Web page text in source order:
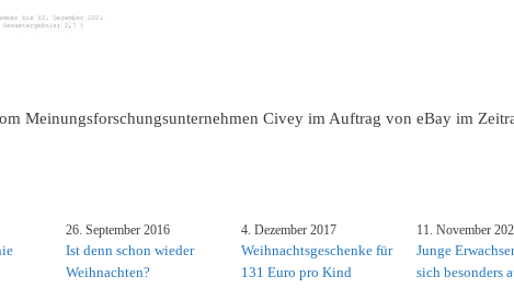
Meinungsforschungsunternehmen Civey im Auftrag von eBay im
26. September 2016
Ist denn schon wieder
Weihnachten?
4. Dezember 2017
Weihnachtsgeschenke für
131 Euro pro Kind
11. November
Junge
sich besonders